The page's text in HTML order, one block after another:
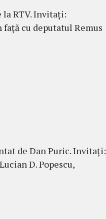
la RTV. Invitați:
cu deputatul Remus
de Dan Puric. Invitați:
D. Popescu,